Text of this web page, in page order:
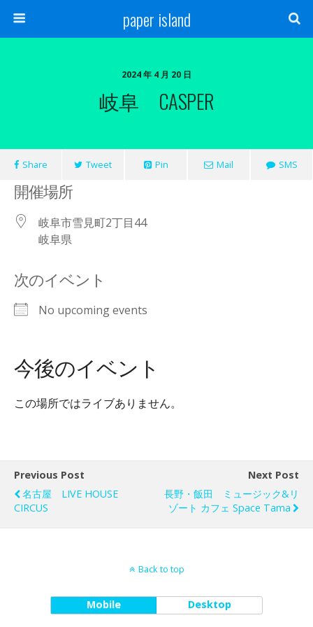
paper island
2024 年 4 月 20 日
岐阜 CASPER
Share Tweet Pin Mail SMS
開催場所
岐阜市雪見町2丁目44
岐阜県
次のイベント
No upcoming events
今後のイベント
この場所ではライブありません。
Previous Post
名古屋 LIVE HOUSE
CIRCUS
Next Post
長野・飯田 ミュージック&リ
ゾート カフェ Space Tama
Back to top
Mobile Desktop